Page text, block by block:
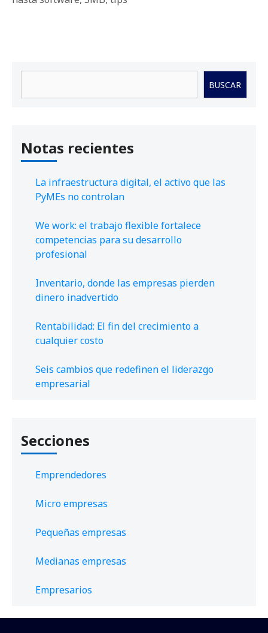
BUSCAR
Notas recientes
La infraestructura digital, el activo que las
PyMEs no controlan
We work: el trabajo flexible fortalece
competencias para su desarrollo
profesional
Inventario, donde las empresas pierden
dinero inadvertido
Rentabilidad: El fin del crecimiento a
cualquier costo
Seis cambios que redefinen el liderazgo
empresarial
Secciones
Emprendedores
Micro empresas
Pequeñas empresas
Medianas empresas
Empresarios